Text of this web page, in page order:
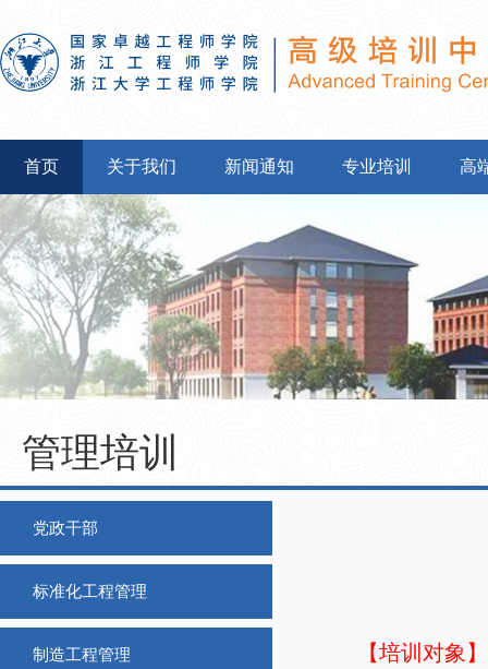
首页 关于我们 新闻通知 专业培训 高
管理培训
党政干部
标准化工程管理
制造工程管理 【培训对象】